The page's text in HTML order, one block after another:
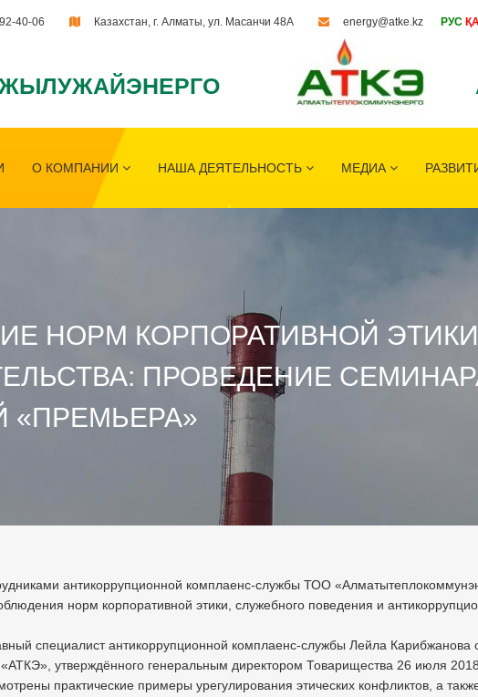
40-06 Казахстан, г. Алматы, ул. Масанчи 48А energy@atke.kz РУС
О КОМПАНИИ НАША ДЕЯТЕЛЬНОСТЬ МЕДИА
НОРМ КОРПОРАТИВНОЙ
ПРОВЕДЕНИЕ
«ПРЕМЬЕРА»
антикоррупционной комплаенс-службы ТОО
норм корпоративной этики, служебного поведения и
специалист антикоррупционной комплаенс-службы Лейла
утверждённого генеральным директором Товарищества 26 июля
практические примеры урегулирования этических конфликтов, а